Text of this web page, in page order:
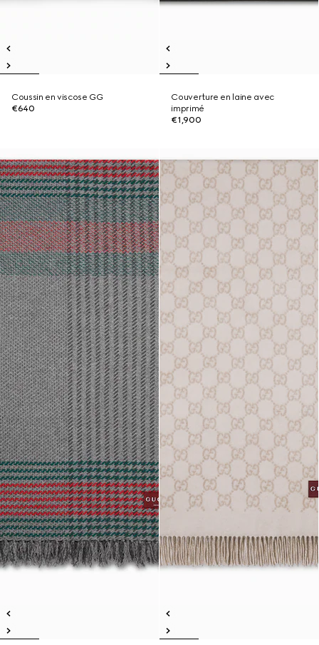
Coussin en viscose GG
€640
Couverture en laine avec
imprimé
€1,900